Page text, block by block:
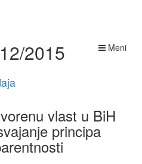
Meni
2015
vlast u BiH
principa